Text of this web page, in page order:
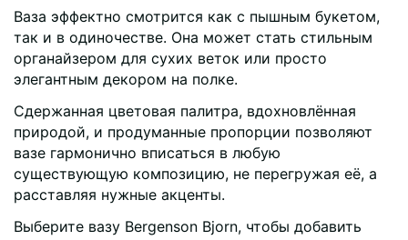
Ваза эффектно смотрится как с пышным букетом,
так и в одиночестве. Она может стать стильным
органайзером для сухих веток или просто
элегантным декором на полке.
Сдержанная цветовая палитра, вдохновлённая
природой, и продуманные пропорции позволяют
вазе гармонично вписаться в любую
существующую композицию, не перегружая её, а
расставляя нужные акценты.
Выберите вазу Bergenson Bjorn, чтобы добавить